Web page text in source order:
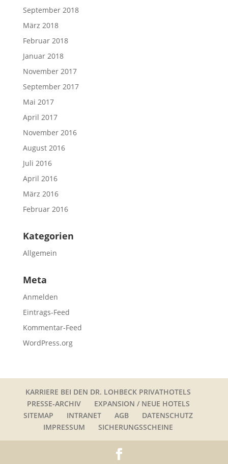
September 2018
März 2018
Februar 2018
Januar 2018
November 2017
September 2017
Mai 2017
April 2017
November 2016
August 2016
Juli 2016
April 2016
März 2016
Februar 2016
Kategorien
Allgemein
Meta
Anmelden
Eintrags-Feed
Kommentar-Feed
WordPress.org
KARRIERE BEI DEN DR. LOHBECK PRIVATHOTELS
PRESSE-ARCHIV
EXPANSION / NEUE HOTELS
SITEMAP
INTRANET AGB
DATENSCHUTZ
IMPRESSUM
SICHERUNGSSCHEINE